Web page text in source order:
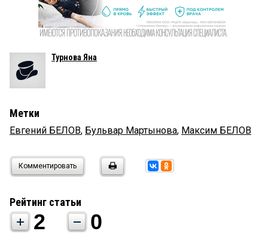
Турнова Яна
Метки
Евгений БЕЛОВ, Бульвар Мартынова, Максим БЕЛОВ
Комментировать
Рейтинг статьи
2 0